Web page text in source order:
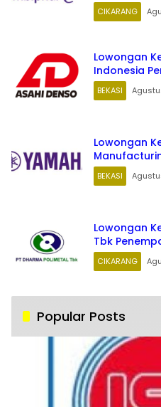
CIKARANG
Lowongan
Indonesia
BEKASI
Lowongan
BEKASI
Lowongan
Tbk
CIKARANG
Popular Posts